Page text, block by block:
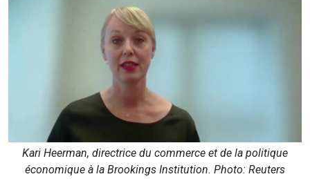
Kari Heerman, directrice du commerce et de la politique
économique à la Brookings Institution. Photo: Reuters